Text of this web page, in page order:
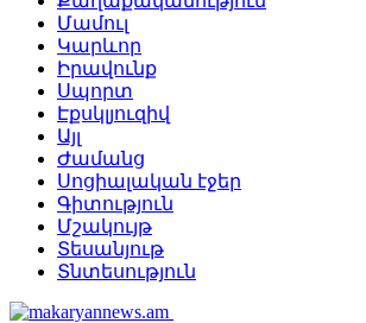
Մամուլ
Կարևոր
Իրավունք
Սպորտ
Էքսկլյուզիվ
Այլ
Ժամանց
Սոցիալական էջեր
Գիտություն
Մշակույթ
Տեսանյութ
Տնտեսություն